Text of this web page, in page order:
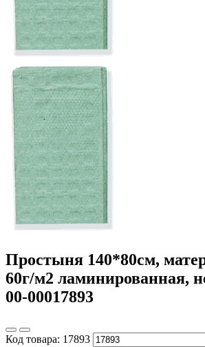
Простыня 140*80см,
60г/м2 ламинированная,
00-00017893
Код товара: 17893